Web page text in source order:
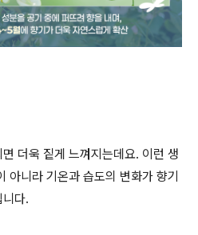
더욱 짙게 느껴지는데요. 이런 생
아니라 기온과 습도의 변화가 향기
다.